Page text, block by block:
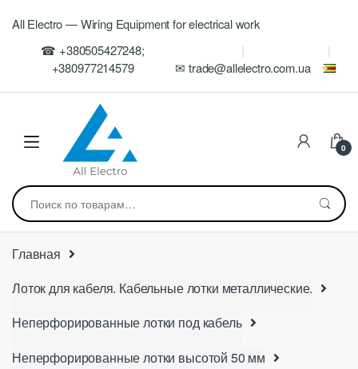
navigation
All Electro — Wiring Equipment for electrical work
☎ +380505427248;
+380977214579
✉ trade@allelectro.com.ua
0
Искать:
Главная
Лоток для кабеля. Кабельные лотки металлические.
Неперфорированные лотки под кабель
Неперфорированные лотки высотой 50 мм